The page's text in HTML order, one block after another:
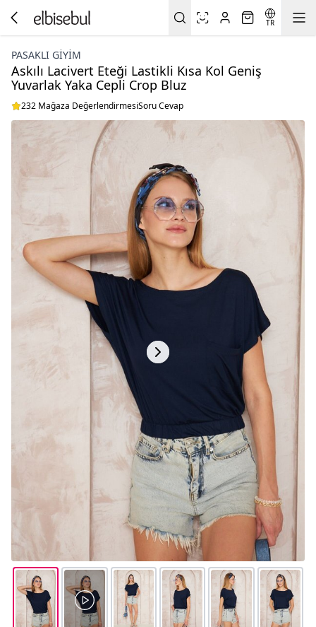
TR
PASAKLI GIYIM
Askılı Lacivert Eteği Lastikli Kısa Kol Geniş
Yuvarlak Yaka Cepli Crop Bluz
232 Mağaza DeğerlendirmesiSoru Cevap